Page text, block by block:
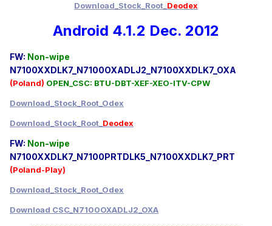
Download_Stock_Root_ Deodex
Android 4.1.2 Dec. 2012
FW: Non-wipe
N7100XXDLK7_N7100OXADLJ2_N7100XXDLK7_OXA
(Poland) OPEN_CSC: BTU-DBT-XEF-XEO-ITV-CPW
Download_Stock_Root_Odex
Download_Stock_Root_ Deodex
FW: Non-wipe
N7100XXDLK7_N7100PRTDLK5_N7100XXDLK7_PRT
(Poland-Play)
Download_Stock_Root_Odex
Download CSC_N7100OXADLJ2_OXA